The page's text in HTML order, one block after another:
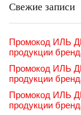
Свежие записи
Промокод ИЛЬ
продукции
Промокод ИЛЬ
продукции
Промокод ИЛЬ
продукции